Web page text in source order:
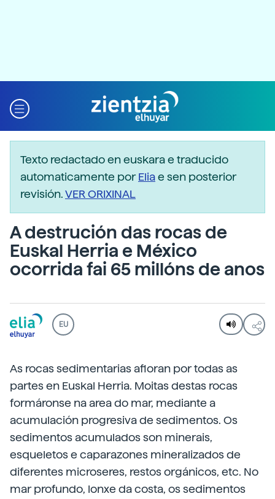
Texto redactado en euskara e traducido
automaticamente porEliae sen posterior
revisión.VER ORIXINAL
A destrución das rocas de
Euskal Herria e México
ocorrida fai 65 millóns de anos
EU
As rocas sedimentarias afloran por todas as
partes en Euskal Herria. Moitas destas rocas
formáronse na area do mar, mediante a
acumulación progresiva de sedimentos. Os
sedimentos acumulados son minerais,
esqueletos e caparazones mineralizados de
diferentes microseres, restos orgánicos, etc. No
mar profundo, lonxe da costa, os sedimentos